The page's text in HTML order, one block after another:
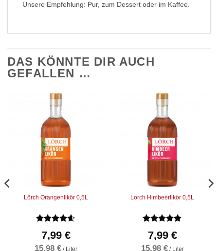
Unsere Empfehlung: Pur, zum Dessert oder im Kaffee.
DAS KÖNNTE DIR AUCH
GEFALLEN …
Lörch Orangenlikör 0,5L
mit4.57
von 5
7,99 €
15,98 €/ Liter
Lörch Himbeerlikör 0,5L
mit4.83
von 5
7,99 €
15,98 €/ Liter